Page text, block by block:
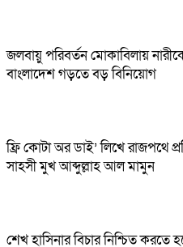
জলবায়ু পরিবর্তন মোকাবিলায়
বাংলাদেশ গড়তে বড় বিনিয়োগ
ফ্রি কোটা অর ডাই’ লিখে রাজপথে
সাহসী মুখ আব্দুল্লাহ আল মামুন
শেখ হাসিনার বিচার নিশ্চিত